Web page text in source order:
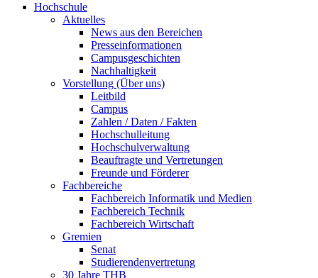
Hochschule
Aktuelles
News aus den Bereichen
Presseinformationen
Campusgeschichten
Nachhaltigkeit
Vorstellung (Über uns)
Leitbild
Campus
Zahlen / Daten / Fakten
Hochschulleitung
Hochschulverwaltung
Beauftragte und Vertretungen
Freunde und Förderer
Fachbereiche
Fachbereich Informatik und Medien
Fachbereich Technik
Fachbereich Wirtschaft
Gremien
Senat
Studierendenvertretung
30 Jahre THB